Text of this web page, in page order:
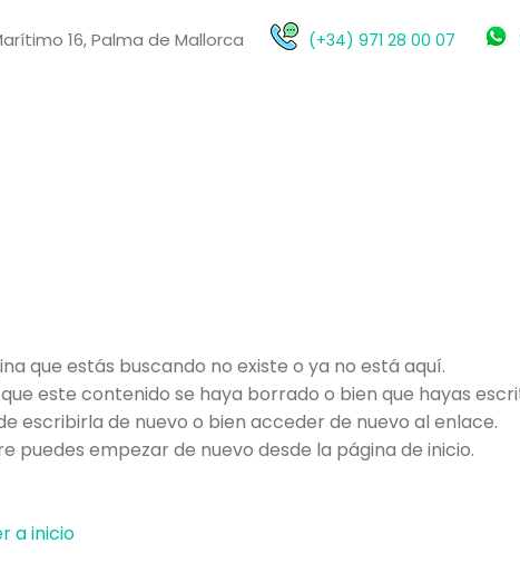
16, Palma de Mallorca (+34) 971 28 00 07
que estás buscando no existe o ya no está aquí.
este contenido se haya borrado o bien que hayas
escribirla de nuevo o bien acceder de nuevo al enlace.
puedes empezar de nuevo desde la página de inicio.
a inicio